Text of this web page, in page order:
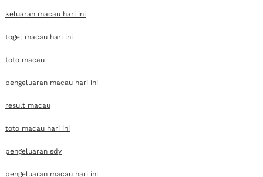
keluaran macau hari ini
togel macau hari ini
toto macau
pengeluaran macau hari ini
result macau
toto macau hari ini
pengeluaran sdy
pengeluaran macau hari ini